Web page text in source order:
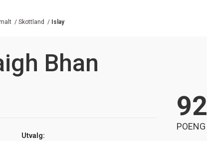
/ Skottland / Islay
Bhan
Utvalg:
92
POENG